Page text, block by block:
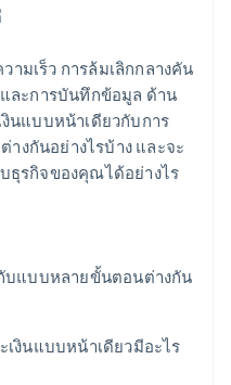
ณ
มเร็ว การล้มเลิกกลางคัน
ละการบันทึกข้อมูล ด้าน
งินแบบหน้าเดียวกับการ
งกันอย่างไรบ้าง และจะ
ธุรกิจของคุณได้อย่างไร
บแบบหลายขั้นตอนต่างกัน
งินแบบหน้าเดียวมีอะไร